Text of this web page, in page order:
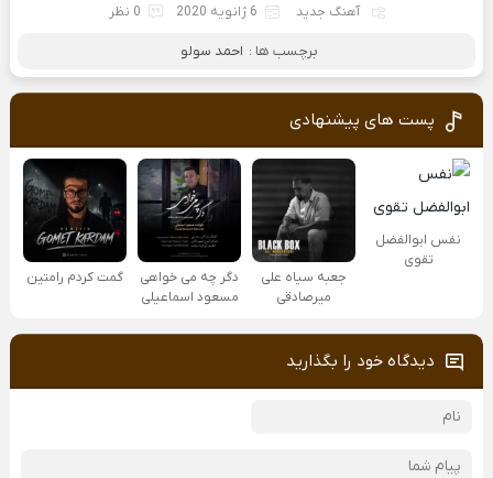
آهنگ جدید 6 ژانویه 2020 0 نظر
برچسب ها : احمد سولو
پست های پیشنهادی
نفس ابوالفضل
تقوی
جعبه سیاه علی
میرصادقی
دگر چه می خواهی
مسعود اسماعیلی
گمت کردم رامتین
دیدگاه خود را بگذارید